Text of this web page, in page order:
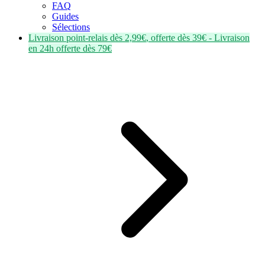
FAQ
Guides
Sélections
Livraison point-relais dès 2,99€, offerte dès 39€ - Livraison
en 24h offerte dès 79€